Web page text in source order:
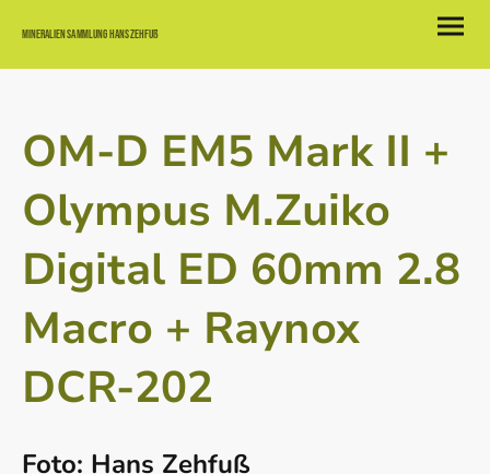
Mineralien Sammlung Hans Zehfuß
OM-D EM5 Mark II +
Olympus M.Zuiko
Digital ED 60mm 2.8
Macro + Raynox
DCR-202
Foto: Hans Zehfuß